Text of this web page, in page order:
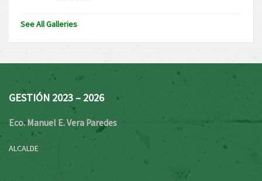
See All Galleries
GESTIÓN 2023 – 2026
Eco. Manuel E. Vera Paredes
ALCALDE